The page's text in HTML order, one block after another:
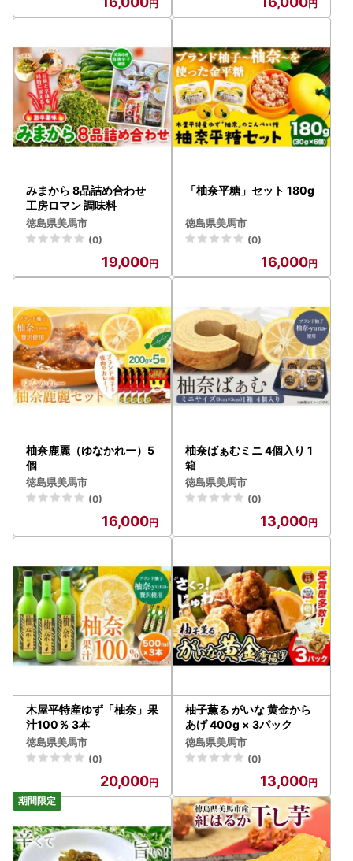
みまから 8品詰め合わせ
工房ロマン 調味料
徳島県美馬市
(0)
19,000
「柚奈平糖」セット 180g
徳島県美馬市
(0)
16,000
柚奈鹿麗（ゆなかれー）5
個
徳島県美馬市
(0)
16,000
柚奈ばぁむミニ 4個入り 1
箱
徳島県美馬市
(0)
13,000
木屋平特産ゆず「柚奈」果
汁100％ 3本
徳島県美馬市
(0)
20,000
柚子薫る がいな 黄金から
あげ 400g × 3パック
徳島県美馬市
(0)
13,000